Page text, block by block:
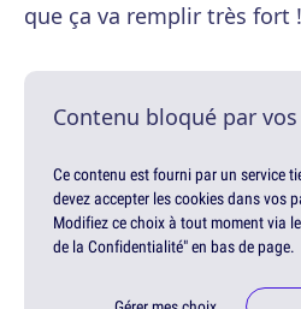
que ça va remplir très fort !
Contenu bloqué par
Ce contenu est fourni par un service
devez accepter les cookies dans vos
Modifiez ce choix à tout moment via
de la Confidentialité" en bas de page.